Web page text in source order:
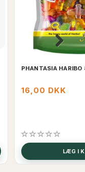
PHANTASIA HARIBO
16,00 DKK
LÆG I